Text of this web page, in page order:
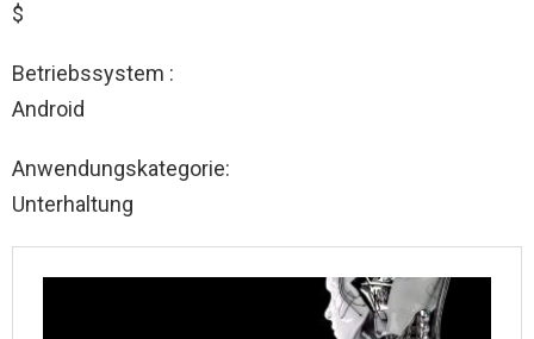
$
Betriebssystem :
Android
Anwendungskategorie:
Unterhaltung